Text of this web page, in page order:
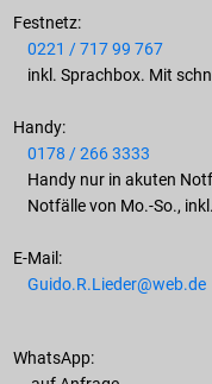
Festnetz:
0221 / 717 99 767
inkl. Sprachbox. Mit
Handy:
0178 / 266 3333
Handy nur in akuten
Notfälle von Mo.-So.,
E-Mail:
Guido.R.Lieder@web.de
WhatsApp: